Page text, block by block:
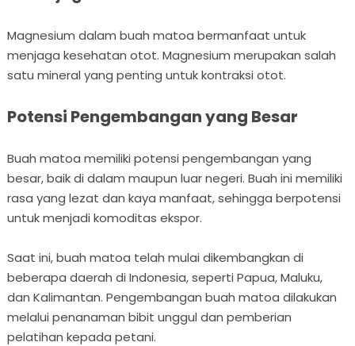
Magnesium dalam buah matoa bermanfaat untuk
menjaga kesehatan otot. Magnesium merupakan salah
satu mineral yang penting untuk kontraksi otot.
Potensi Pengembangan yang Besar
Buah matoa memiliki potensi pengembangan yang
besar, baik di dalam maupun luar negeri. Buah ini memiliki
rasa yang lezat dan kaya manfaat, sehingga berpotensi
untuk menjadi komoditas ekspor.
Saat ini, buah matoa telah mulai dikembangkan di
beberapa daerah di Indonesia, seperti Papua, Maluku,
dan Kalimantan. Pengembangan buah matoa dilakukan
melalui penanaman bibit unggul dan pemberian
pelatihan kepada petani.